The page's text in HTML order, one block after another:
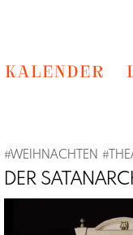
KALENDER
#WEIHNACHTEN #
DER